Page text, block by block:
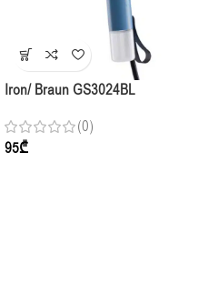
Iron/ Braun GS3024BL
(0)
95₾